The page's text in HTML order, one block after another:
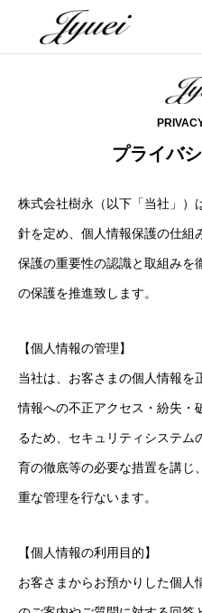
プライバ
株式会社樹永（以下「当社」）
針を定め、個人情報保護の仕組
保護の重要性の認識と取組みを
の保護を推進致します。
【個人情報の管理】
当社は、お客さまの個人情報を
情報への不正アクセス・紛失・
るため、セキュリティシステム
育の徹底等の必要な措置を講じ
重な管理を行ないます。
【個人情報の利用目的】
お客さまからお預かりした個人